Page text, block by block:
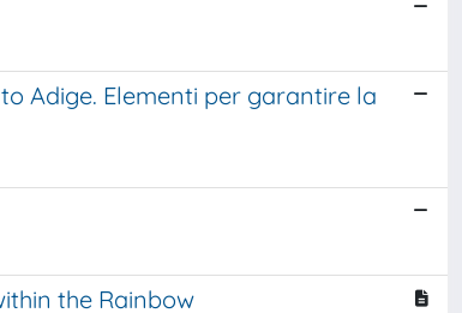
Adige. Elementi per garantire la
the Rainbow